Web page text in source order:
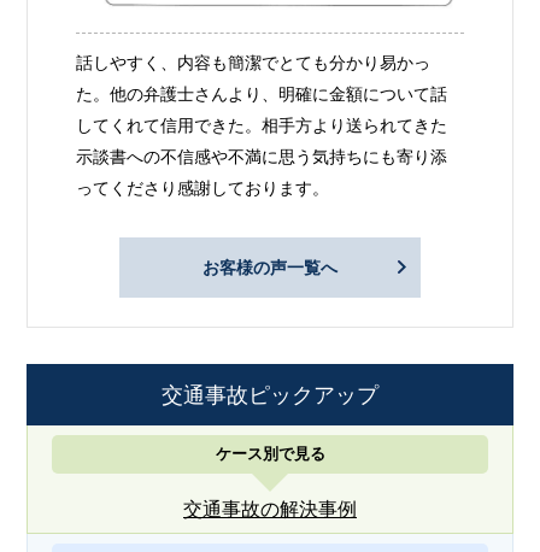
話しやすく、内容も簡潔でとても分かり易かっ
た。他の弁護士さんより、明確に金額について話
してくれて信用できた。相手方より送られてきた
示談書への不信感や不満に思う気持ちにも寄り添
ってくださり感謝しております。
お客様の声一覧へ
交通事故ピックアップ
ケース別で見る
交通事故の解決事例